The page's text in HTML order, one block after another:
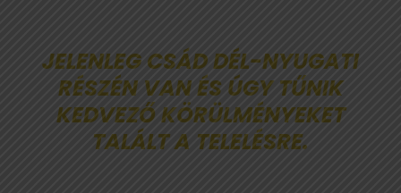
JELENLEG CSÁD DÉL-NYUGATI
RÉSZÉN VAN ÉS ÚGY TŰNIK
KEDVEZŐ KÖRÜLMÉNYEKET
TALÁLT A TELELÉSRE.